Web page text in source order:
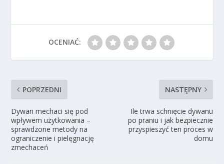
OCENIAĆ:
POPRZEDNI
Dywan mechaci się pod
wpływem użytkowania –
sprawdzone metody na
ograniczenie i pielęgnację
zmechaceń
NASTĘPNY
Ile trwa schnięcie dywanu
po praniu i jak bezpiecznie
przyspieszyć ten proces w
domu